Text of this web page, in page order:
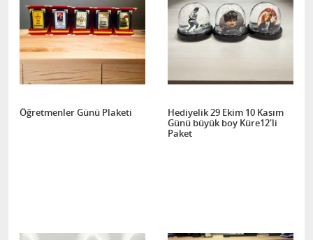
Öğretmenler Günü Plaketi
Hediyelik 29 Ekim 10 Kasım
Günü büyük boy Küre12'li
Paket